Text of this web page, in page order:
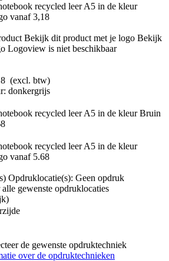
Bekijk dit product met je logo Bekijk
Logoview is niet beschikbaar
(excl. btw)
donkergrijs
Opdruklocatie(s): Geen opdruk
alle gewenste opdruklocaties
de gewenste opdruktechniek
over de opdruktechnieken